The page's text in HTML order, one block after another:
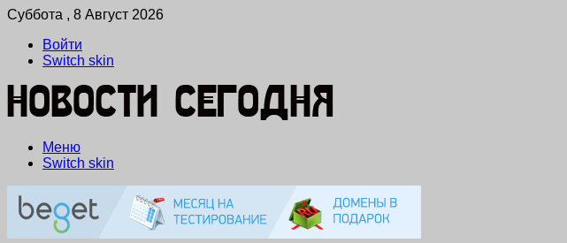
Суббота , 8 Август 2026
Войти
Switch skin
Меню
Switch skin